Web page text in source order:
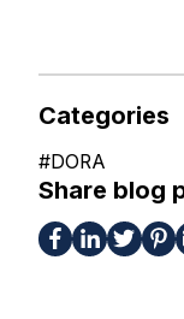
Categories
#DORA
Share blog